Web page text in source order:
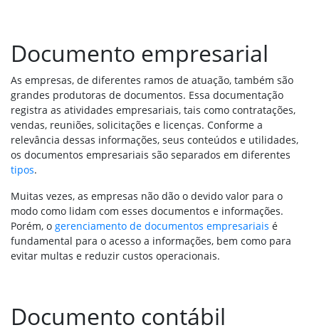
Documento empresarial
As empresas, de diferentes ramos de atuação, também são
grandes produtoras de documentos. Essa documentação
registra as atividades empresariais, tais como contratações,
vendas, reuniões, solicitações e licenças. Conforme a
relevância dessas informações, seus conteúdos e utilidades,
os documentos empresariais são separados em diferentes
tipos.
Muitas vezes, as empresas não dão o devido valor para o
modo como lidam com esses documentos e informações.
Porém, o gerenciamento de documentos empresariais é
fundamental para o acesso a informações, bem como para
evitar multas e reduzir custos operacionais.
Documento contábil